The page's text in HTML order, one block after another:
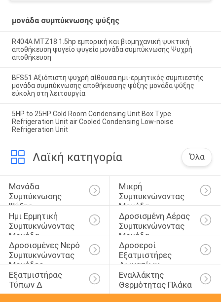
μονάδα συμπύκνωσης ψύξης
R404A MTZ18 1.5hp εμπορική και βιομηχανική ψυκτική
αποθήκευση ψυγείο ψυγείο μονάδα συμπύκνωσης Ψυχρή
αποθήκευση
BFS51 Αξιόπιστη ψυχρή αίθουσα ημι-ερμητικός συμπιεστής
μονάδα συμπύκνωσης αποθήκευσης ψύξης μονάδα ψύξης
εύκολη στη λειτουργία
5HP to 25HP Cold Room Condensing Unit Box Type
Refrigeration Unit air Cooled Condensing Low-noise
Refrigeration Unit
Λαϊκή κατηγορία Όλα
Μονάδα
Συμπύκνωσης
Ψύξης
Μικρή
Συμπυκνώνοντας
Μονάδα
Ημι Ερμητική
Συμπυκνώνοντας
Μονάδα
Δροσισμένη Αέρας
Συμπυκνώνοντας
Μονάδα
Δροσισμένες Νερό
Συμπυκνώνοντας
Μονάδες
Δροσεροί
Εξατμιστήρες
Δωματίων
Εξατμιστήρας
Τύπων Δ
Εναλλάκτης
Θερμότητας Πλάκα